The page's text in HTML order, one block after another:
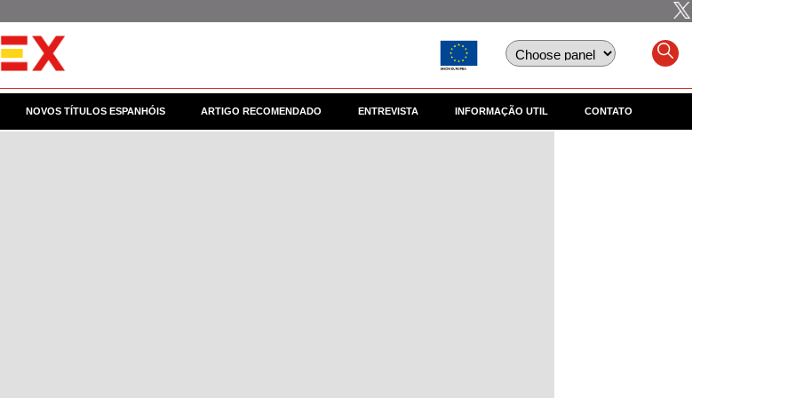
NOVOS TÍTULOS ESPANHÓIS ARTIGO RECOMENDADO ENTREVISTA INFORMAÇÃO UTIL CONTATO